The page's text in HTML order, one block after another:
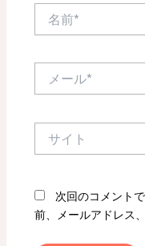
次回のコメント
前、メールアドレス